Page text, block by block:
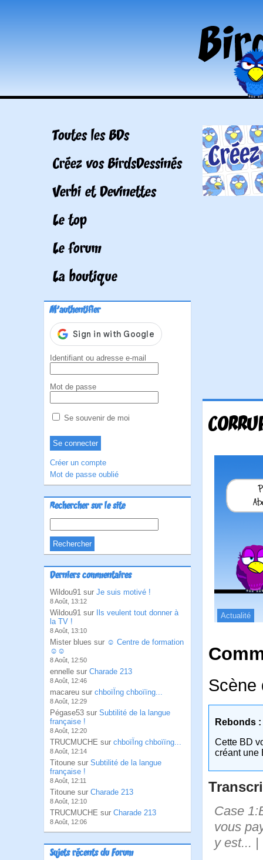
Toutes les BDs
Créez vos BirdsDessinés
Verbi et Devinettes
Le top
Le forum
La boutique
M'authentifier
Identifiant ou adresse e-mail
Mot de passe
Se souvenir de moi
Créer un compte
Mot de passe oublié
Rechercher sur le site
Derniers commentaires
Wildou91 sur Je suis motivé !
8 Août, 13:12
Wildou91 sur
Ils veulent tout donner à
la TV !
8 Août, 13:10
Mister blues sur ☺ Centre de formation
☺☺
8 Août, 12:50
ennelle sur Charade 213
8 Août, 12:46
macareu sur chboïÏng chboïïng...
8 Août, 12:29
Pégase53 sur Subtilité de la langue
française !
8 Août, 12:20
TRUCMUCHE sur chboïÏng chboïïng...
8 Août, 12:14
Titoune sur Subtilité de la langue
française !
8 Août, 12:11
Titoune sur Charade 213
8 Août, 12:10
TRUCMUCHE sur Charade 213
8 Août, 12:06
Sujets récents du Forum
Actualité
Scène
Rebonds :
Cette BD
créant une
Case
vous
y est... |